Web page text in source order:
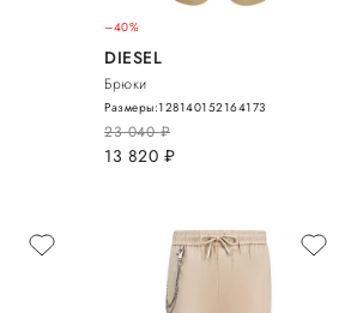
–40%
DIESEL
Брюки
23 040руб.
13 820 руб.
Размеры:128140152164173